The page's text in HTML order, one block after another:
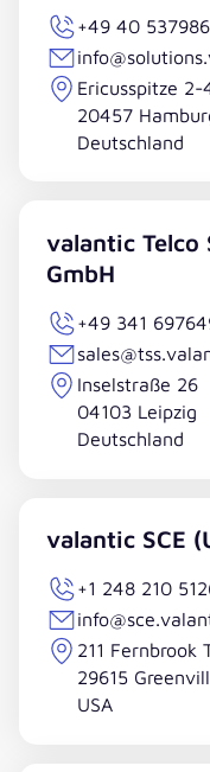
+49 40
Ericusspitze 2-
20457
Deutschland
valantic Telco
GmbH
+49 341
Inselstraße 26
04103 Leipzig
Deutschland
valantic SCE
+1 248 210
211 Fernbrook
29615
USA